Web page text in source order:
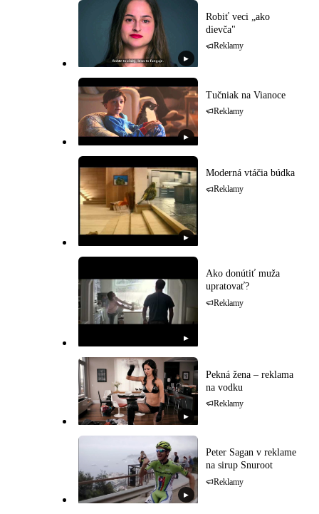
▶
Robiť veci „ako
dievča"
Reklamy
▶
Tučniak na Vianoce
Reklamy
▶
Moderná vtáčia búdka
Reklamy
▶
Ako donútiť muža
upratovať?
Reklamy
▶
Pekná žena – reklama
na vodku
Reklamy
▶
Peter Sagan v reklame
na sirup Snuroot
Reklamy